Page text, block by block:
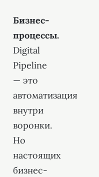
Бизнес-
процессы.
Digital
Pipeline
— это
автоматизация
внутри
воронки.
Но
настоящих
бизнес-